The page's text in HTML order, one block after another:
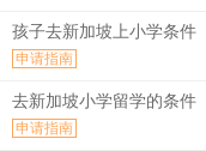
孩子去新加坡上小学条件
申请指南
去新加坡小学留学的条件
申请指南